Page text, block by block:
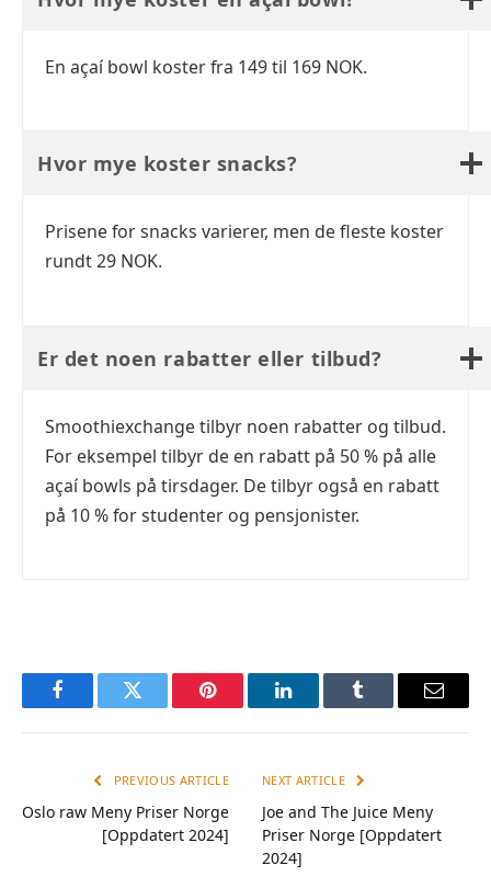
En açaí bowl koster fra 149 til 169 NOK.
Hvor mye koster snacks?
Prisene for snacks varierer, men de fleste koster
rundt 29 NOK.
Er det noen rabatter eller tilbud?
Smoothiexchange tilbyr noen rabatter og tilbud.
For eksempel tilbyr de en rabatt på 50 % på alle
açaí bowls på tirsdager. De tilbyr også en rabatt
på 10 % for studenter og pensjonister.
FacebookTwitter Pinterest LinkedInTumblr Email
PREVIOUS ARTICLE
Oslo raw Meny Priser Norge
[Oppdatert 2024]
NEXT ARTICLE
Joe and The Juice Meny
Priser Norge [Oppdatert
2024]